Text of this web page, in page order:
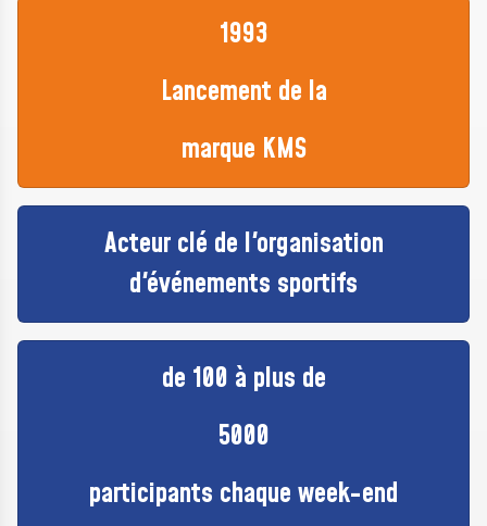
1993
Lancement de la
marque KMS
Acteur clé de l'organisation
d'événements sportifs
de 100 à plus de
5000
participants chaque week-end